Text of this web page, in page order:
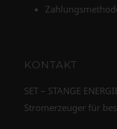
KONTAKT
SET – STANGE
Stromerzeuger für